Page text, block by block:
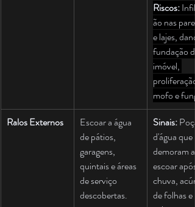
Riscos:
ão nas
e lajes,
fundação do
imóvel,
mofo e
Ralos Externos
Escoar a água
de pátios,
garagens,
quintais e áreas
de serviço
descobertas.
Sinais:
d'água que
demoram a
escoar após
chuva,
de folhas e